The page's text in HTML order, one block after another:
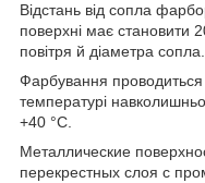
Відстань від сопла
поверхні має становити
повітря й діаметра сопла.
Фарбування проводиться
температурі
+40 °С.
Металлические
перекрестных слоя с